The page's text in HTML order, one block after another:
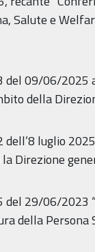
Salute e
del 09/06/2025
della
luglio
Direzione
del 29/06/2023
della